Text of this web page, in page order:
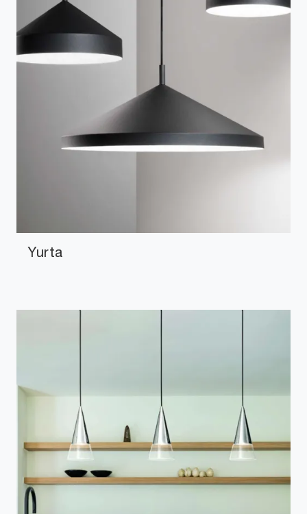
Yurta